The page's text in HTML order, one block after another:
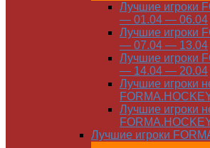
Лучшие игроки
— 01.04 — 06.04
Лучшие игроки
— 07.04 — 13.04
Лучшие игроки
— 14.04 — 20.04
Лучшие игроки
Лучшие игроки
Лучшие игроки